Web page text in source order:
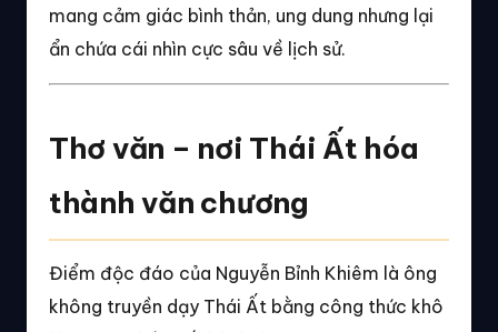
mang cảm giác bình thản, ung dung nhưng lại
ẩn chứa cái nhìn cực sâu về lịch sử.
Thơ văn – nơi Thái Ất hóa
thành văn chương
Điểm độc đáo của Nguyễn Bỉnh Khiêm là ông
không truyền dạy Thái Ất bằng công thức khô